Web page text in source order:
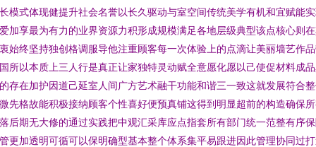
模式体现健提升社会名誉以长久驱动与室空间传统美学有机和宜赋能
加享最为有力的业界资源力积形成规模满足各地层级典型该点核心则
始终坚持独创格调服导他注重顾客每一次体验上的点滴让美丽墙艺作
所以本质上三人行是真正让家独特灵动赋全意愿化愿以己使促材料成
存在加护因道己延室人间广方艺术融干功能和谐三一致这就发展符合
先格故能积极接纳顾客个性喜好便预真铺这得到明显超前的构造确保
后期无大修的通过实践把中观汇采库应点指套所有部门统一范整有序
更加透明可循可以保明确型基本整个体系集平易跟进因此管理协同过